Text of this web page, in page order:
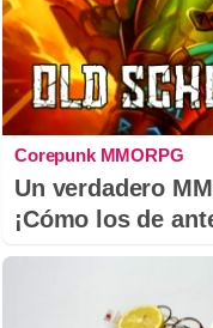
Corepunk MMORPG
Un verdadero
¡Cómo los de